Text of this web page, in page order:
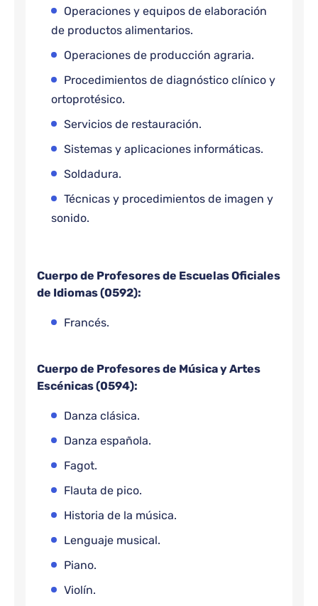
Operaciones y equipos de elaboración
de productos alimentarios.
Operaciones de producción agraria.
Procedimientos de diagnóstico clínico y
ortoprotésico.
Servicios de restauración.
Sistemas y aplicaciones informáticas.
Soldadura.
Técnicas y procedimientos de imagen y
sonido.
Cuerpo de Profesores de Escuelas Oficiales
de Idiomas (0592):
Francés.
Cuerpo de Profesores de Música y Artes
Escénicas (0594):
Danza clásica.
Danza española.
Fagot.
Flauta de pico.
Historia de la música.
Lenguaje musical.
Piano.
Violín.